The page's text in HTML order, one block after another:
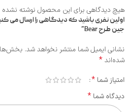
هیچ دیدگاهی برای این محصول نوشته
اولین نفری باشید که دیدگاهی را ارسال می
جین طرح Bear”
نشانی ایمیل شما منتشر نخواهد شد.
شده‌اند*
امتیاز شما *
دیدگاه شما *